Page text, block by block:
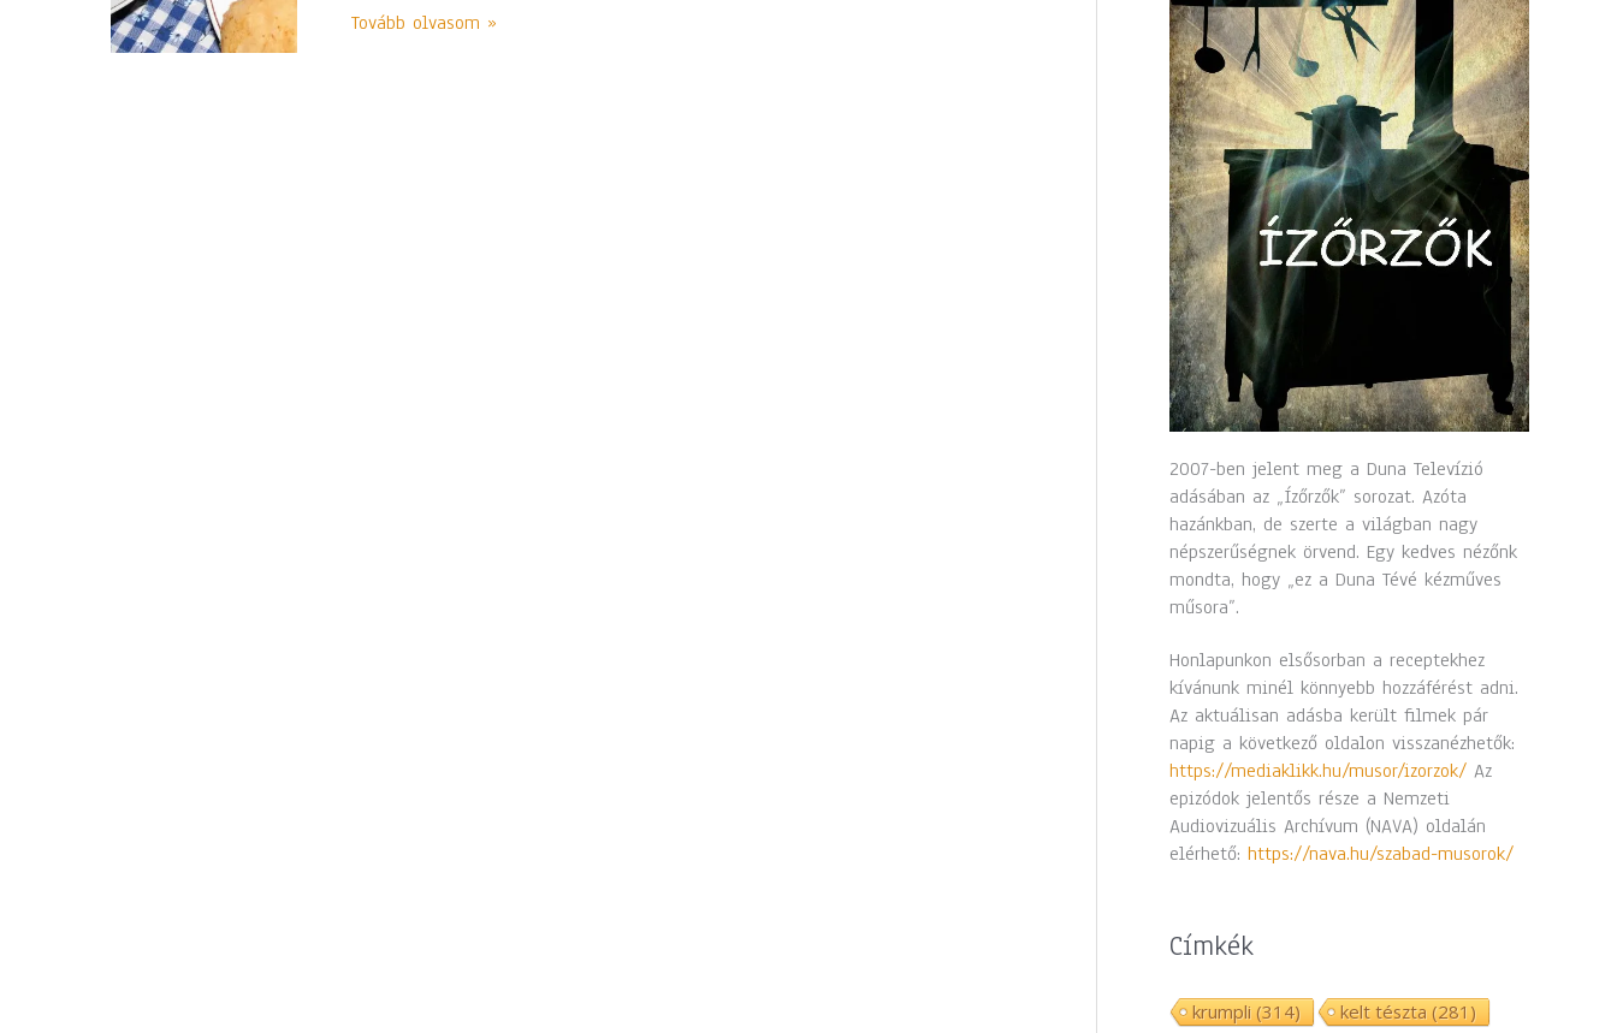
Tovább olvasom »
2007-ben jelent meg a Duna Televízió
adásában az „Ízőrzők” sorozat. Azóta
hazánkban, de szerte a világban nagy
népszerűségnek örvend. Egy kedves nézőnk
mondta, hogy „ez a Duna Tévé kézműves
műsora”.
Honlapunkon elsősorban a receptekhez
kívánunk minél könnyebb hozzáférést adni.
Az aktuálisan adásba került filmek pár
napig a következő oldalon visszanézhetők:
https://mediaklikk.hu/musor/izorzok/ Az
epizódok jelentős része a Nemzeti
Audiovizuális Archívum (NAVA) oldalán
elérhető: https://nava.hu/szabad-musorok/
Címkék
krumpli(314) kelt tészta(281)